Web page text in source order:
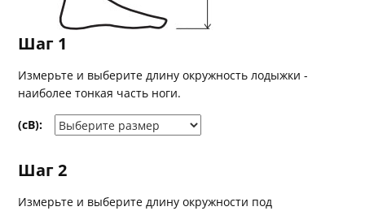
Шаг 1
Измерьте и выберите длину окружность лодыжки -
наиболее тонкая часть ноги.
(cB):
Шаг 2
Измерьте и выберите длину окружности под